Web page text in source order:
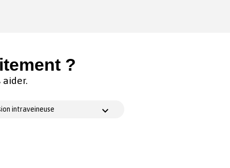
?
intraveineuse